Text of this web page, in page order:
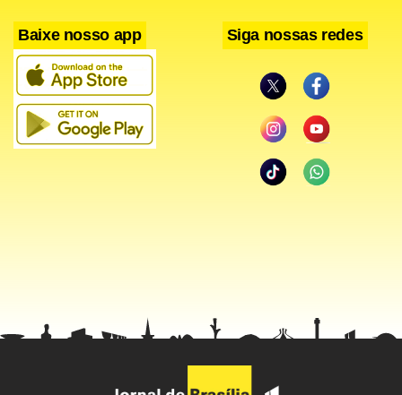
Baixe nosso app Siga nossas redes